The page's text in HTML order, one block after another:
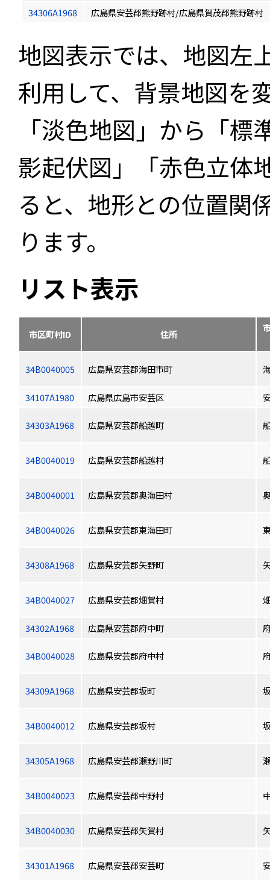
34306A1968
広島県安芸郡熊野跡村/広島県賀茂郡熊野跡村
地図表示では、地図左
利用して、背景地図を
「淡色地図」から「
影起伏図」「赤色立体
ると、地形との位置関
ります。
リスト表示
市区町村ID 住所
34B0040005 広島県安芸郡海田市町
34107A1980 広島県広島市安芸区
34303A1968 広島県安芸郡船越町
34B0040019 広島県安芸郡船越村
34B0040001 広島県安芸郡奥海田村
34B0040026 広島県安芸郡東海田町
34308A1968 広島県安芸郡矢野町
34B0040027 広島県安芸郡畑賀村
34302A1968 広島県安芸郡府中町
34B0040028 広島県安芸郡府中村
34309A1968 広島県安芸郡坂町
34B0040012 広島県安芸郡坂村
34305A1968 広島県安芸郡瀬野川町
34B0040023 広島県安芸郡中野村
34B0040030 広島県安芸郡矢賀村
34301A1968 広島県安芸郡安芸町